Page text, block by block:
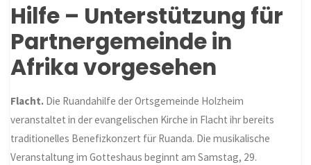
Hilfe – Unterstützung für
Partnergemeinde in
Afrika vorgesehen
Flacht. Die Ruandahilfe der Ortsgemeinde Holzheim
veranstaltet in der evangelischen Kirche in Flacht ihr bereits
traditionelles Benefizkonzert für Ruanda. Die musikalische
Veranstaltung im Gotteshaus beginnt am Samstag, 29.